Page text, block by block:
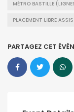
MÉTRO BASTILLE
PLACEMENT LIBRE
PARTAGEZ CET